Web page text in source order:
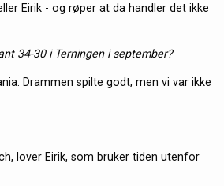
Eirik - og røper at da handler det ikke
34-30 i Terningen i september?
Drammen spilte godt, men vi var ikke
lover Eirik, som bruker tiden utenfor